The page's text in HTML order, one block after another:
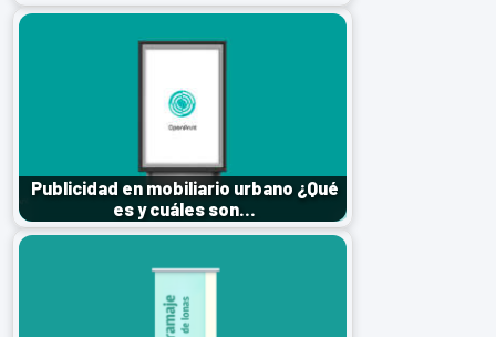
Publicidad en mobiliario urbano ¿Qué
es y cuáles son…